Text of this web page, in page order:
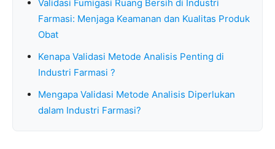
Validasi Fumigasi Ruang Bersih di Industri
Farmasi: Menjaga Keamanan dan Kualitas Produk
Obat
Kenapa Validasi Metode Analisis Penting di
Industri Farmasi ?
Mengapa Validasi Metode Analisis Diperlukan
dalam Industri Farmasi?